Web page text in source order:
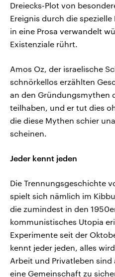
Dreiecks-Plot von
Ereignis durch die
in eine Prosa verwandelt
Existenziale rührt.
Amos Oz, der israelische
schnörkellos erzählten
an den Gründungsmythen
teilhaben, und er tut dies
die diese Mythen schier
scheinen.
Jeder kennt jeden
Die Trennungsgeschichte
spielt sich nämlich im
die zumindest in den
kommunistisches Utopia
Experimente seit der
kennt jeder jeden, alles
Arbeit und Privatleben
eine Gemeinschaft zu